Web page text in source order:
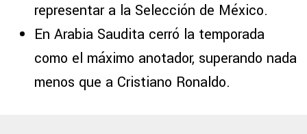
representar a la Selección de México.
En Arabia Saudita cerró la temporada
como el máximo anotador, superando nada
menos que a Cristiano Ronaldo.